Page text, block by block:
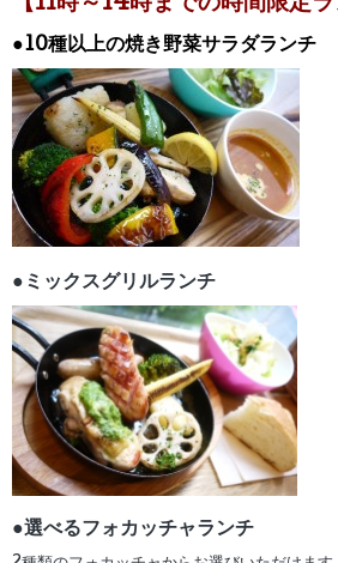
【11時～14時までの時間限定ラ
●10種以上の焼き野菜サラダラン
●ミックスグリルランチ
●選べるフォカッチャランチ